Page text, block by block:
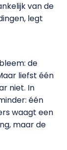
van de
legt
de
liefst één
niet. In
één
waagt een
maar de